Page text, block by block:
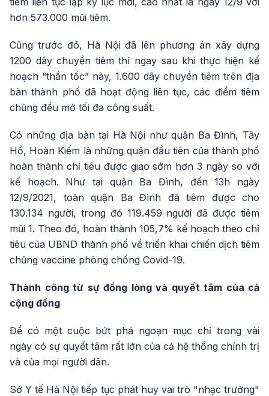
hơn 573.000 mũi tiêm.
Cũng trước đó, Hà Nội đã lên phương án xây dựng
1200 dây chuyền tiêm thì ngay sau khi thực hiện kế
hoạch “thần tốc” này, 1.600 dây chuyền tiêm trên địa
bàn thành phố đã hoạt động liên tục, các điểm tiêm
chủng đều mở tối đa công suất.
Có những địa bàn tại Hà Nội như quận Ba Đình, Tây
Hồ, Hoàn Kiếm là những quận đầu tiên của thành phố
hoàn thành chỉ tiêu được giao sớm hơn 3 ngày so với
kế hoạch. Như tại quận Ba Đình, đến 13h ngày
12/9/2021, toàn quận Ba Đình đã tiêm được cho
130.134 người, trong đó 119.459 người đã được tiêm
mũi 1. Theo đó, hoàn thành 105,7% kế hoạch theo chỉ
tiêu của UBND thành phố về triển khai chiến dịch tiêm
chủng vaccine phòng chống Covid-19.
Thành công từ sự đồng lòng và quyết tâm của cả
cộng đồng
Để có một cuộc bứt phá ngoạn mục chỉ trong vài
ngày có sự quyết tâm rất lớn của cả hệ thống chính trị
và của mọi người dân.
Sở Y tế Hà Nội tiếp tục phát huy vai trò "nhạc trưởng"